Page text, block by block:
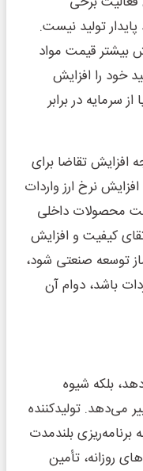
تولید نیست.
بیشتر قیمت مواد
خود را افزایش
سرمایه در برابر
افزایش تقاضا برای
نرخ ارز واردات
محصولات داخلی
کیفیت و افزایش
توسعه صنعتی شود،
باشد، دوام آن
بلکه شیوه
می‌دهد. تولیدکننده
برنامه‌ریزی بلندمدت
روزانه، تأمین